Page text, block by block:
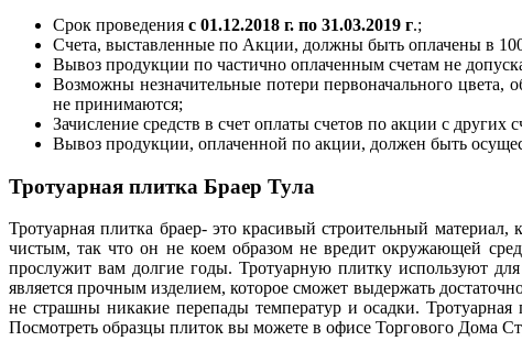
Срок проведения с 01.12.2018 г. по 31.03.2019 г.;
Счета, выставленные по Акции, должны быть оплачены в
Вывоз продукции по частично оплаченным счетам не
Возможны незначительные потери первоначального цвета,
не принимаются;
Зачисление средств в счет оплаты счетов по акции с других
Вывоз продукции, оплаченной по акции, должен быть
Тротуарная плитка Браер Тула
Тротуарная плитка браер- это красивый строительный
чистым, так что он не коем образом не вредит окружающей
прослужит вам долгие годы. Тротуарную плитку используют
является прочным изделием, которое сможет выдержать
не страшны никакие перепады температур и осадки.
Посмотреть образцы плиток вы можете в офисе Торгового Дома